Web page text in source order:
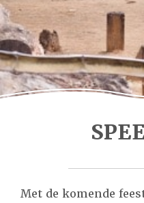
Met de komende